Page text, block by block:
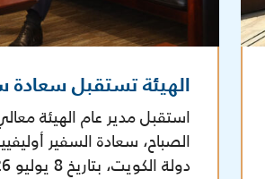
الهيئة تستقبل سعادة
استقبل مدير عام الهيئة
الصباح، سعادة السفير
دولة الكويت، بتاريخ 8 يوليو 2026 في مقر الهيئة.